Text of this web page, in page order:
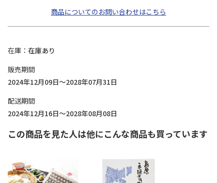
商品についてのお問い合わせはこちら
在庫
在庫あり
販売期間
2024年12月09日～2028年07月31日
配送期間
2024年12月16日～2028年08月08日
この商品を見た人は他にこんな商品も買っています